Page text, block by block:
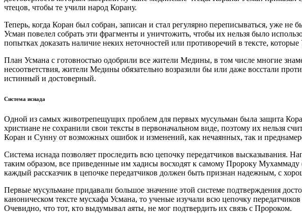
чтецов, чтобы те учили народ Корану.
Теперь, когда Коран был собран, записан и стал регулярно переписываться, уже
Усман повелел собрать эти фрагменты и уничтожить, чтобы их нельзя было
попытках доказать наличие неких неточностей или противоречий в тексте,
План Усмана с готовностью одобрили все жители Медины, в том числе многие
несоответствия, жители Медины обязательно возразили бы или даже восстали
истинный и достоверный.
Система иснада
Одной из самых животрепещущих проблем для первых мусульман была защита
христиане не сохранили свои тексты в первоначальном виде, поэтому их нельзя
Коран и Сунну от возможных ошибок и изменений, как нечаянных, так и
Система иснада позволяет проследить всю цепочку передатчиков высказывания.
таким образом, все приведенные им хадисы восходят к самому Пророку Мухаммаду
каждый рассказчик в цепочке передатчиков должен быть признан надежным, с
Первые мусульмане придавали большое значение этой системе подтверждения
каноническом тексте мусхафа Усмана, то ученые изучали всю цепочку
Очевидно, что тот, кто выдумывал аяты, не мог подтвердить их связь с Пророком.